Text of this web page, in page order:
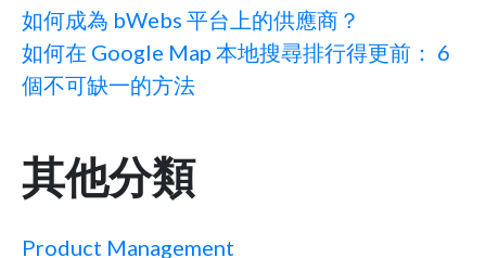
如何成為 bWebs 平台上的供應商？
如何在 Google Map 本地搜尋排行得更前： 6
個不可缺一的方法
其他分類
Product Management